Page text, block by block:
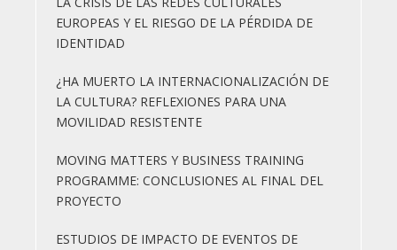
EUROPEAS Y EL RIESGO DE LA PÉRDIDA DE
IDENTIDAD
¿HA MUERTO LA INTERNACIONALIZACIÓN DE
LA CULTURA? REFLEXIONES PARA UNA
MOVILIDAD RESISTENTE
MOVING MATTERS Y BUSINESS TRAINING
PROGRAMME: CONCLUSIONES AL FINAL DEL
PROYECTO
ESTUDIOS DE IMPACTO DE EVENTOS DE